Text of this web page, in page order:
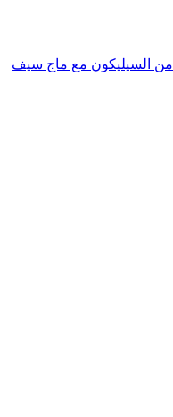
أبل غطاء حماية خلفي لجوال ايفون 16 من السيليكون مع ماج سيف